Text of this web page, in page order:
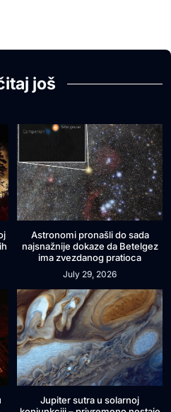
još
Astronomi pronašli do sada
najsnažnije dokaze da Betelgez
ima zvezdanog pratioca
July 29, 2026
Jupiter sutra u solarnoj